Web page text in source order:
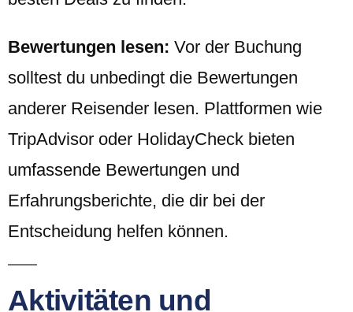
Bewertungen lesen: Vor der Buchung
solltest du unbedingt die Bewertungen
anderer Reisender lesen. Plattformen wie
TripAdvisor oder HolidayCheck bieten
umfassende Bewertungen und
Erfahrungsberichte, die dir bei der
Entscheidung helfen können.
Aktivitäten und